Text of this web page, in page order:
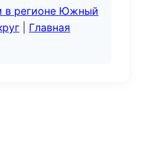
в регионе Южный
Главная